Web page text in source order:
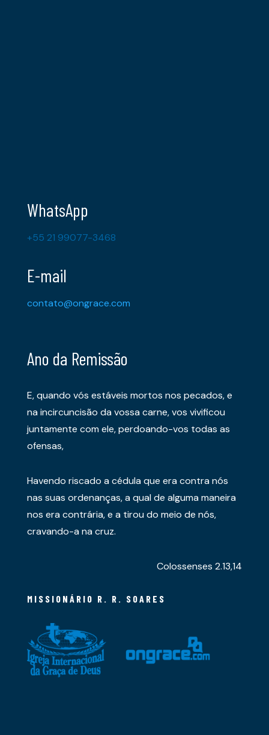
WhatsApp
+55 21 99077-3468
E-mail
contato@ongrace.com
Ano da Remissão
E, quando vós estáveis mortos nos pecados, e
na incircuncisão da vossa carne, vos vivificou
juntamente com ele, perdoando-vos todas as
ofensas,
Havendo riscado a cédula que era contra nós
nas suas ordenanças, a qual de alguma maneira
nos era contrária, e a tirou do meio de nós,
cravando-a na cruz.
Colossenses 2.13,14
MISSIONÁRIO R. R. SOARES